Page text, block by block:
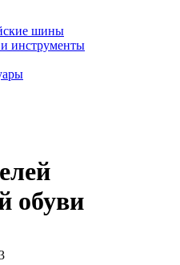
шины
инструменты
обуви